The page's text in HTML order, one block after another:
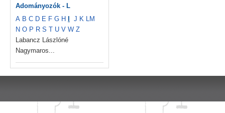
Adományozók - L
A B C D E F G H J K LM
N O P R S T U V W Z
Labancz Lászlóné
Nagymaros...